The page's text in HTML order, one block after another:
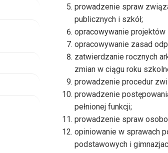
prowadzenie spraw
publicznych i szkół;
opracowywanie
opracowywanie zasad
zatwierdzanie rocznych
zmian w ciągu roku
prowadzenie procedur
prowadzenie
pełnionej funkcji;
prowadzenie spraw
opiniowanie w sprawach
podstawowych i